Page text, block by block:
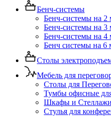
Бенч-системы
Бенч-системы на 2
Бенч-системы на 3
Бенч-системы на 4
Бенч системы на 6
Столы
Мебель для
Столы для
Тумбы офисные
Шкафы и Стеллажи
Стулья для